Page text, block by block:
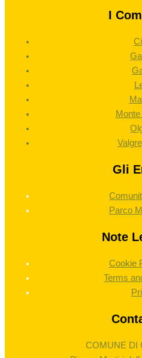
I
Gli
Parco
Note
Cookie
Terms
COMUNE DI